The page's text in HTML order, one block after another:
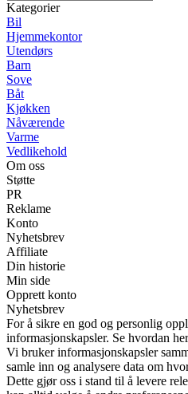
Kategorier
Bil
Hjemmekontor
Utendørs
Barn
Sove
Båt
Kjøkken
Nåværende
Varme
Vedlikehold
Om oss
Støtte
PR
Reklame
Konto
Nyhetsbrev
Affiliate
Din historie
Min side
Opprett konto
Nyhetsbrev
For å sikre en god og personlig
informasjonskapsler. Se hvordan
Vi bruker informasjonskapsler
samle inn og analysere data om
Dette gjør oss i stand til å levere